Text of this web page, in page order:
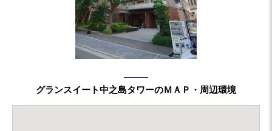
グランスイート中之島タワーのＭＡＰ・周辺環境